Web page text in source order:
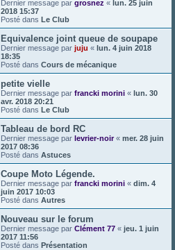
Dernier message par grosnez « lun. 25 juin
2018 15:37
Posté dans Le Club
Equivalence joint queue de soupape
Dernier message par juju « lun. 4 juin 2018
18:35
Posté dans Cours de mécanique
petite vielle
Dernier message par francki morini « lun. 30
avr. 2018 20:21
Posté dans Le Club
Tableau de bord RC
Dernier message par levrier-noir« mer. 28 juin
2017 08:36
Posté dans Astuces
Coupe Moto Légende.
Dernier message par francki morini « dim. 4
juin 2017 10:03
Posté dans Autres
Nouveau sur le forum
Dernier message par Clément 77 « jeu. 1 juin
2017 11:56
Posté dans Présentation